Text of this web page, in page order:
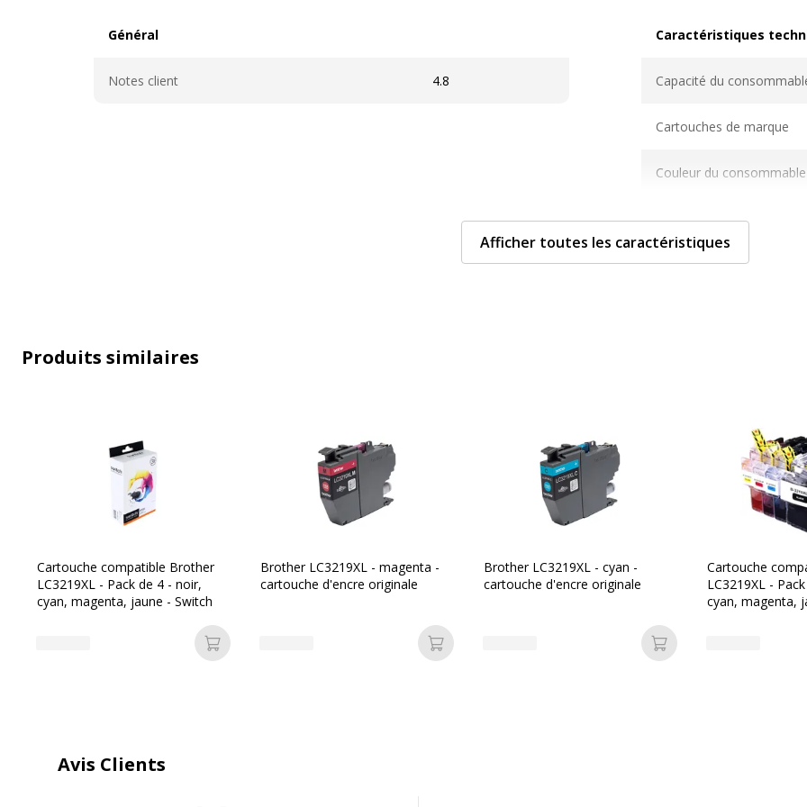
Général
Notes client 4.8
Caractéristiques
Capacité du
Cartouches de marque
Couleur du consommable
Couverture du cycle
Nombre de pages
Caractéristiques générales
Caractéristiques générales
Catégorie d'accessoire Consommables d'impression
Catégorie de consommable Cartouches
Couleur de l'article
Type de cartouche
Données d'identification
Données
Référence produit fabricant
Divers
Afficher toutes les caractéristiques
Produits similaires
Cartouche compatible Brother
LC3219XL - Pack de 4 - noir,
cyan, magenta, jaune - Switch
Ajouter au panier
Brother LC3219XL - magenta -
cartouche d'encre originale
Ajouter au panier
Brother LC3219XL - cyan -
cartouche d'encre originale
Ajouter au panier
Cartouche
LC3219XL -
cyan, magenta,
Avis Clients